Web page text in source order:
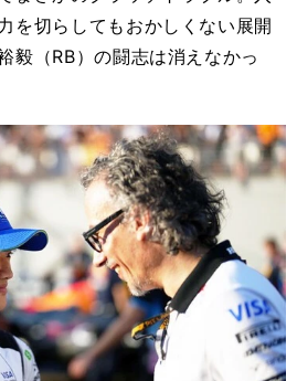
を切らしてもおかしくない展開
毅（RB）の闘志は消えなかっ